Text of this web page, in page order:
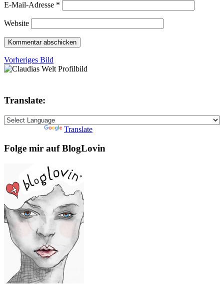
E-Mail-Adresse *
Website
Vorheriges Bild
Translate:
Translate
Folge mir auf BlogLovin